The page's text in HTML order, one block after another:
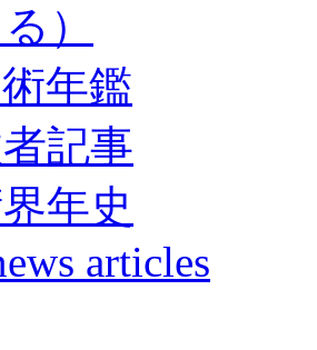
）
年鑑
記事
年史
articles